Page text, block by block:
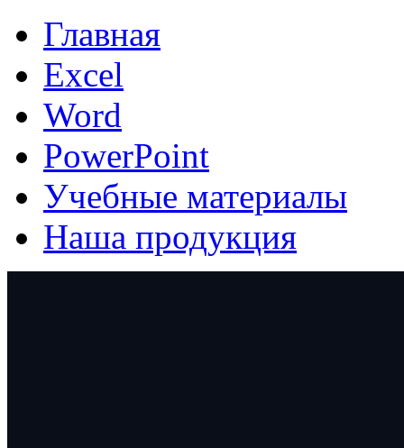
Главная
Excel
Word
PowerPoint
Учебные материалы
Наша продукция